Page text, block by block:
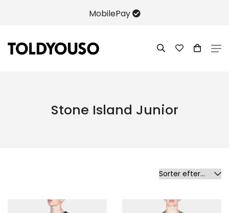
Gratis fragt på køb over 300,-
Stone Island Junior